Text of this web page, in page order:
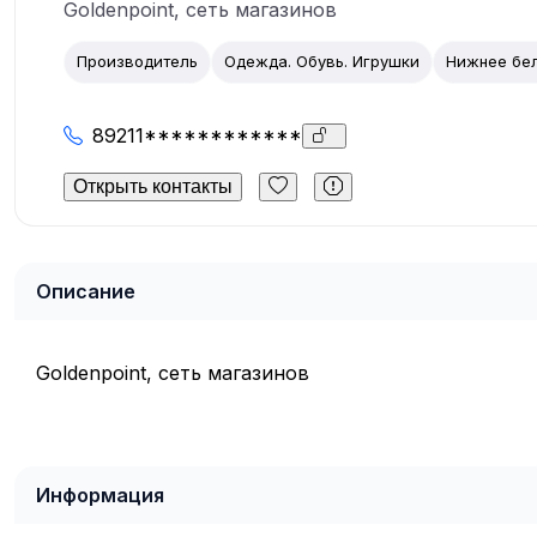
Goldenpoint, сеть магазинов
Производитель Одежда. Обувь. Игрушки Нижнее
89211************
Открыть контакты
Описание
Goldenpoint, сеть магазинов
Информация